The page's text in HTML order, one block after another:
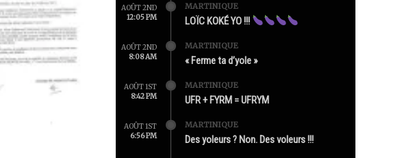
AOÛT 2ND
12:05 PM
MARTINIQUE
LOÏC KOKÉ YO !!!
AOÛT 2ND
8:08 AM
MARTINIQUE
« Ferme ta d’yole »
AOÛT 1ST
8:42 PM
MARTINIQUE
UFR + FYRM = UFRYM
AOÛT 1ST
6:56 PM
MARTINIQUE
Des yoleurs ? Non. Des voleurs !!!